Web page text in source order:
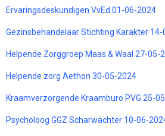
Ervaringsdeskundigen VvEd 01-06-2024
Gezinsbehandelaar Stichting Karakter
Helpende Zorggroep Maas & Waal 27-05-
Helpende zorg Aethon 30-05-2024
Kraamverzorgende Kraamburo PVG 25-
Psycholoog GGZ Scharwächter 10-06-